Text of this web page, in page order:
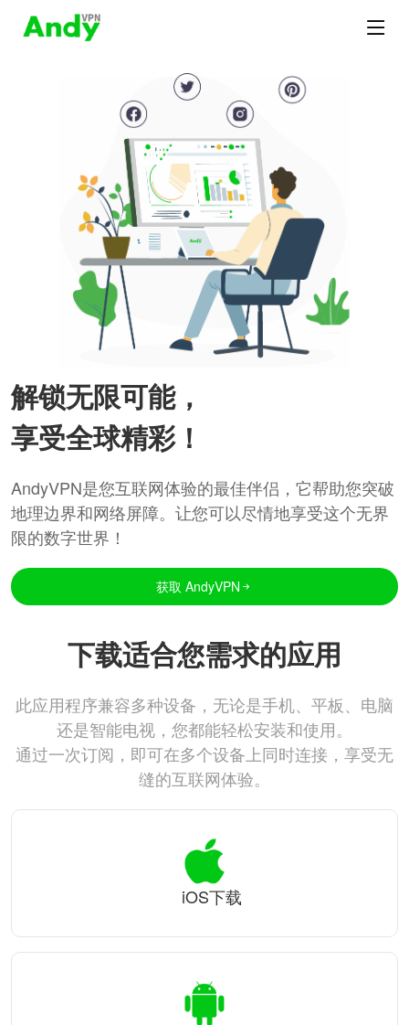
解锁无限可能，
享受全球精彩！
AndyVPN是您互联网体验的最佳伴侣，它帮助您突破
地理边界和网络屏障。让您可以尽情地享受这个无界
限的数字世界！
获取 AndyVPN
下载适合您需求的应用
此应用程序兼容多种设备，无论是手机、平板、电脑
还是智能电视，您都能轻松安装和使用。
通过一次订阅，即可在多个设备上同时连接，享受无
缝的互联网体验。
iOS下载